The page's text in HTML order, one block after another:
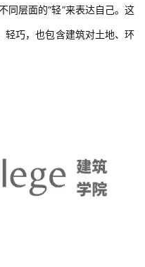
同层面的“轻”来表达自己。这
轻巧，也包含建筑对土地、环